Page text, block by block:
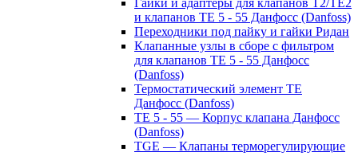
Гайки и адаптеры для клапанов T2/TE2
и клапанов TE 5 - 55 Данфосс (Danfoss)
Переходники под пайку и гайки Ридан
Клапанные узлы в сборе с фильтром
для клапанов TE 5 - 55 Данфосс
(Danfoss)
Термостатический элемент TE
Данфосс (Danfoss)
TE 5 - 55 — Корпус клапана Данфосс
(Danfoss)
TGE — Клапаны терморегулирующие